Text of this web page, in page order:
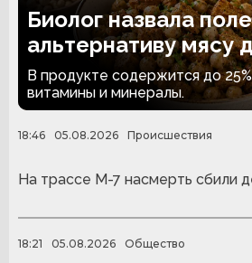
Биолог назвала
альтернативу мясу
вегетарианцев
В продукте содержится до
витамины и минералы.
18:46 05.08.2026 Происшествия
На трассе М-7 насмерть сбили
18:21 05.08.2026 Общество